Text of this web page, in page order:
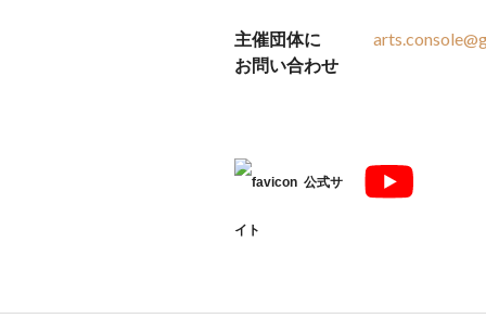
主催団体に
お問い合わせ
公式サ
イト